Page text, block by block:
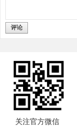
评论
关注官方微信